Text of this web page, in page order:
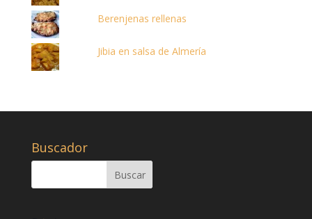
Berenjenas rellenas
Jibia en salsa de Almería
Buscador